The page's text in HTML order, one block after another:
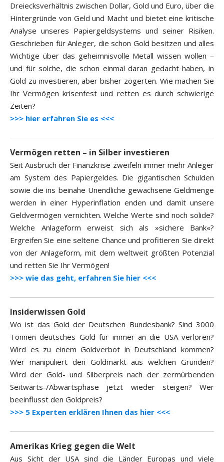
Dreiecksverhältnis zwischen Dollar, Gold und Euro, über die
Hintergründe von Geld und Macht und bietet eine kritische
Analyse unseres Papiergeldsystems und seiner Risiken.
Geschrieben für Anleger, die schon Gold besitzen und alles
Wichtige über das geheimnisvolle Metall wissen wollen –
und für solche, die schon einmal daran gedacht haben, in
Gold zu investieren, aber bisher zögerten. Wie machen Sie
Ihr Vermögen krisenfest und retten es durch schwierige
Zeiten?
>>> hier erfahren Sie es <<<
Vermögen retten – in Silber investieren
Seit Ausbruch der Finanzkrise zweifeln immer mehr Anleger
am System des Papiergeldes. Die gigantischen Schulden
sowie die ins beinahe Unendliche gewachsene Geldmenge
werden in einer Hyperinflation enden und damit unsere
Geldvermögen vernichten. Welche Werte sind noch solide?
Welche Anlageform erweist sich als »sichere Bank«?
Ergreifen Sie eine seltene Chance und profitieren Sie direkt
von der Anlageform, mit dem weltweit größten Potenzial
und retten Sie Ihr Vermögen!
>>> wie das geht, erfahren Sie hier <<<
Insiderwissen Gold
Wo ist das Gold der Deutschen Bundesbank? Sind 3000
Tonnen deutsches Gold für immer an die USA verloren?
Wird es zu einem Goldverbot in Deutschland kommen?
Wer manipuliert den Goldmarkt aus welchen Gründen?
Wird der Gold- und Silberpreis nach der zermürbenden
Seitwärts-/Abwärtsphase jetzt wieder steigen? Wer
beeinflusst den Goldpreis?
>>> 5 Experten erklären Ihnen das hier <<<
Amerikas Krieg gegen die Welt
Aus Sicht der USA sind die Länder Europas und viele